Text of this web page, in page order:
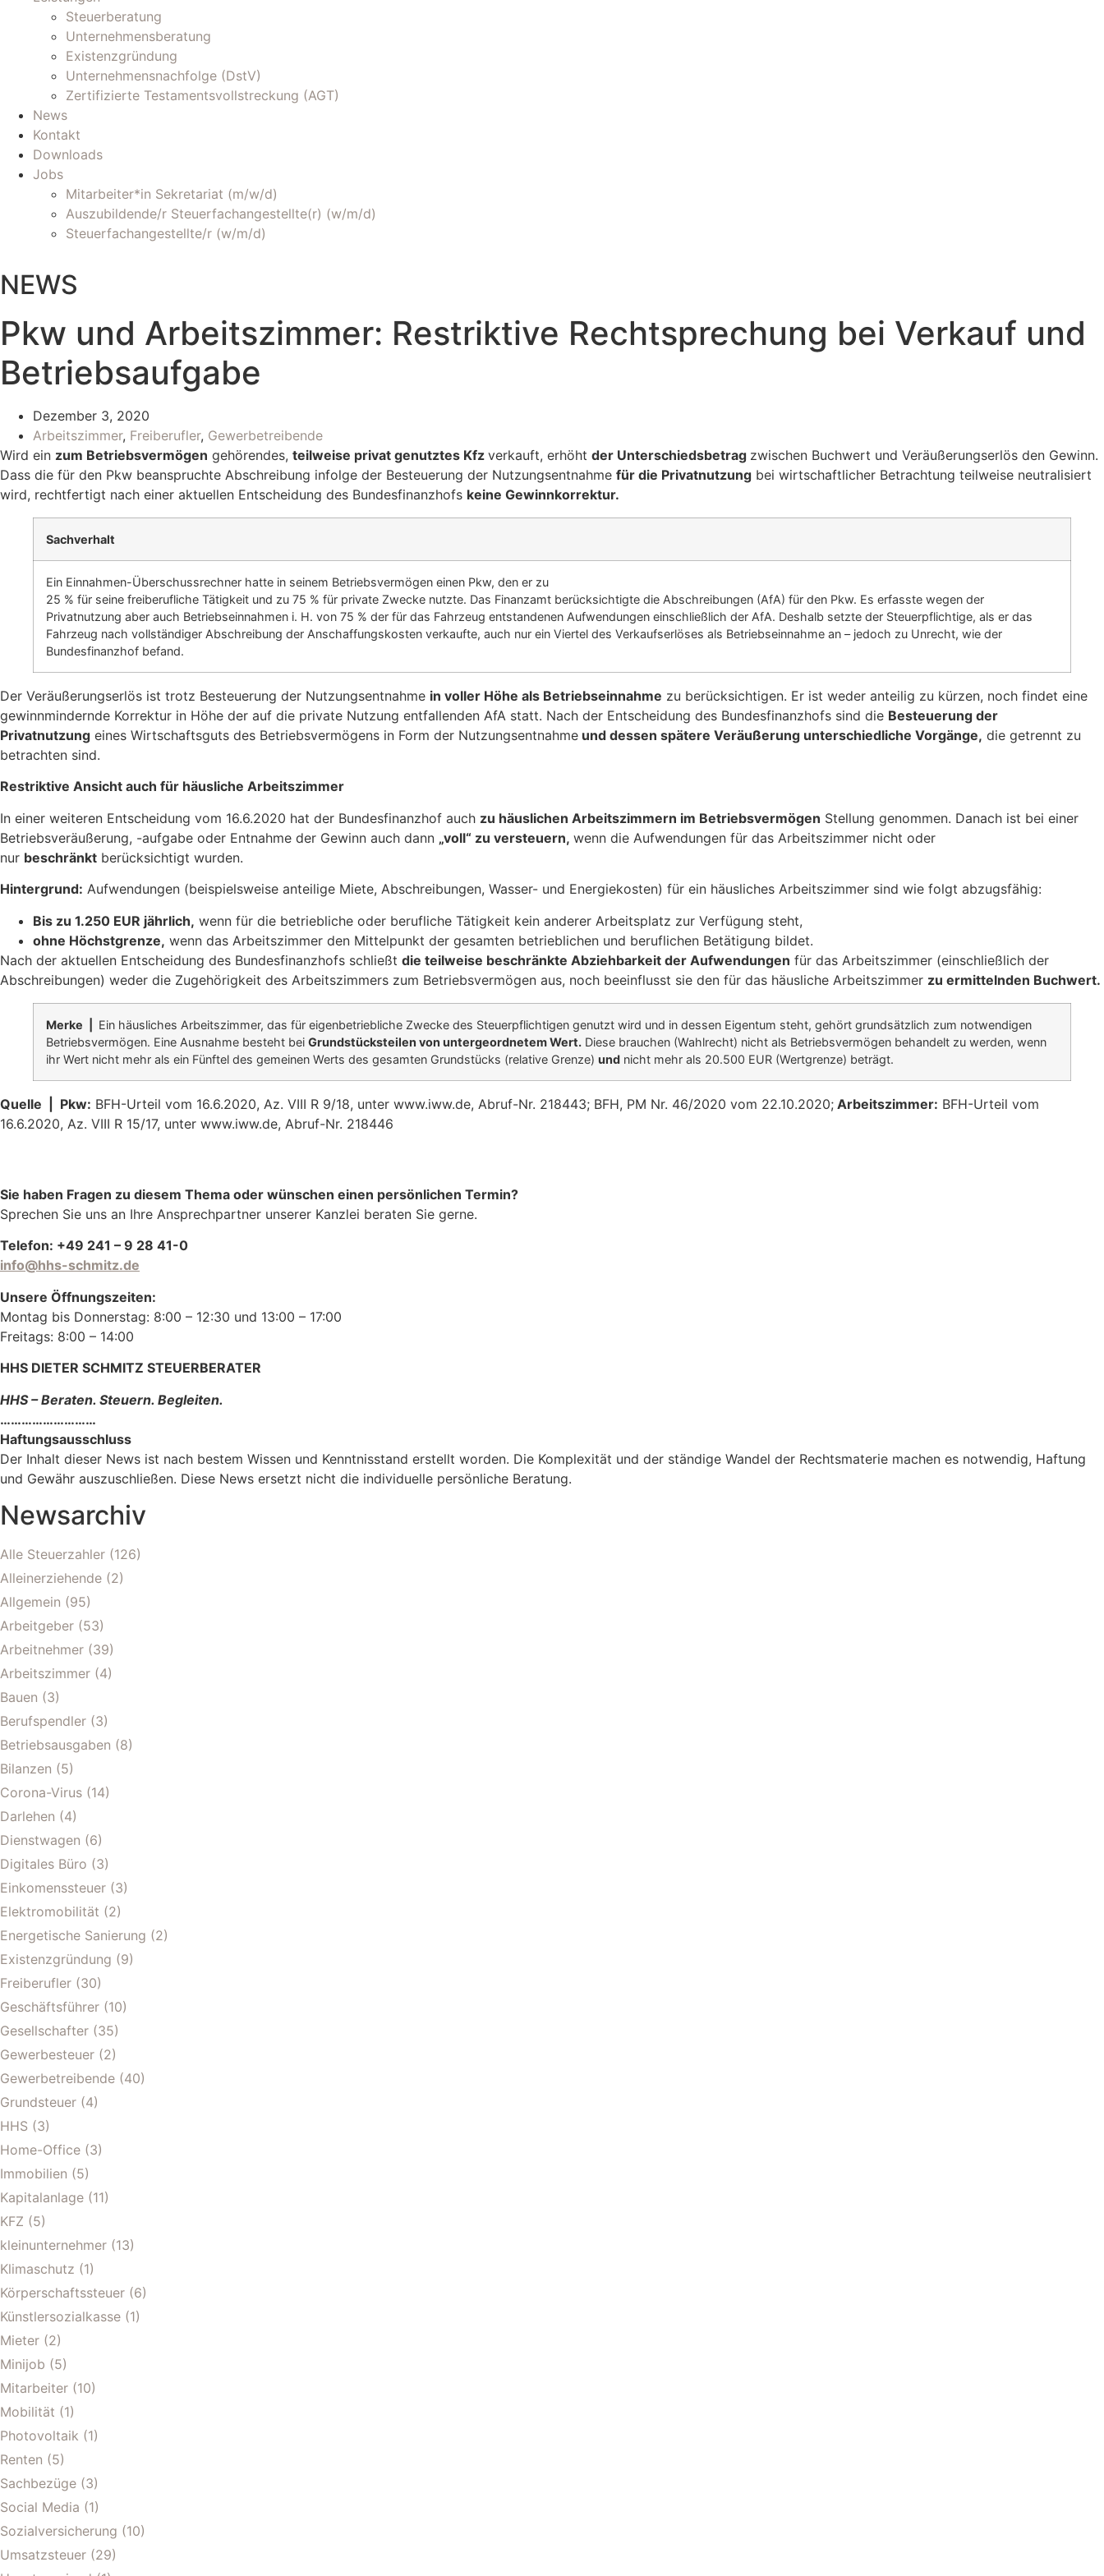
Steuerberatung
Unternehmensberatung
Existenzgründung
Unternehmensnachfolge (DstV)
Zertifizierte Testamentsvollstreckung (AGT)
News
Kontakt
Downloads
Jobs
Mitarbeiter*in Sekretariat (m/w/d)
Auszubildende/r Steuerfachangestellte(r) (w/m/d)
Steuerfachangestellte/r (w/m/d)
NEWS
Pkw und Arbeitszimmer: Restriktive Rechtsprechung bei Verkauf und
Betriebsaufgabe
Dezember 3, 2020
Arbeitszimmer, Freiberufler, Gewerbetreibende
Wird ein zum Betriebsvermögen gehörendes, teilweise privat genutztes Kfz verkauft, erhöht der Unterschiedsbetrag zwischen Buchwert und Veräußerungserlös den Gewinn.
Dass die für den Pkw beanspruchte Abschreibung infolge der Besteuerung der Nutzungsentnahme für die Privatnutzung bei wirtschaftlicher Betrachtung teilweise neutralisiert
wird, rechtfertigt nach einer aktuellen Entscheidung des Bundesfinanzhofs keine Gewinnkorrektur.
Sachverhalt
Ein Einnahmen-Überschussrechner hatte in seinem Betriebsvermögen einen Pkw, den er zu
25 % für seine freiberufliche Tätigkeit und zu 75 % für private Zwecke nutzte. Das Finanzamt berücksichtigte die Abschreibungen (AfA) für den Pkw. Es erfasste wegen der
Privatnutzung aber auch Betriebseinnahmen i. H. von 75 % der für das Fahrzeug entstandenen Aufwendungen einschließlich der AfA. Deshalb setzte der Steuerpflichtige, als er das
Fahrzeug nach vollständiger Abschreibung der Anschaffungskosten verkaufte, auch nur ein Viertel des Verkaufserlöses als Betriebseinnahme an – jedoch zu Unrecht, wie der
Bundesfinanzhof befand.
Der Veräußerungserlös ist trotz Besteuerung der Nutzungsentnahme in voller Höhe als Betriebseinnahme zu berücksichtigen. Er ist weder anteilig zu kürzen, noch findet eine
gewinnmindernde Korrektur in Höhe der auf die private Nutzung entfallenden AfA statt. Nach der Entscheidung des Bundesfinanzhofs sind die Besteuerung der
Privatnutzung eines Wirtschaftsguts des Betriebsvermögens in Form der Nutzungsentnahme und dessen spätere Veräußerung unterschiedliche Vorgänge, die getrennt zu
betrachten sind.
Restriktive Ansicht auch für häusliche Arbeitszimmer
In einer weiteren Entscheidung vom 16.6.2020 hat der Bundesfinanzhof auch zu häuslichen Arbeitszimmern im Betriebsvermögen Stellung genommen. Danach ist bei einer
Betriebsveräußerung, -aufgabe oder Entnahme der Gewinn auch dann „voll“ zu versteuern, wenn die Aufwendungen für das Arbeitszimmer nicht oder
nur beschränkt berücksichtigt wurden.
Hintergrund: Aufwendungen (beispielsweise anteilige Miete, Abschreibungen, Wasser- und Energiekosten) für ein häusliches Arbeitszimmer sind wie folgt abzugsfähig:
Bis zu 1.250 EUR jährlich, wenn für die betriebliche oder berufliche Tätigkeit kein anderer Arbeitsplatz zur Verfügung steht,
ohne Höchstgrenze, wenn das Arbeitszimmer den Mittelpunkt der gesamten betrieblichen und beruflichen Betätigung bildet.
Nach der aktuellen Entscheidung des Bundesfinanzhofs schließt die teilweise beschränkte Abziehbarkeit der Aufwendungen für das Arbeitszimmer (einschließlich der
Abschreibungen) weder die Zugehörigkeit des Arbeitszimmers zum Betriebsvermögen aus, noch beeinflusst sie den für das häusliche Arbeitszimmer zu ermittelnden Buchwert.
Merke |
Ein häusliches Arbeitszimmer, das für eigenbetriebliche Zwecke des Steuerpflichtigen genutzt wird und in dessen Eigentum steht, gehört grundsätzlich zum notwendigen
Betriebsvermögen. Eine Ausnahme besteht bei Grundstücksteilen von untergeordnetem Wert. Diese brauchen (Wahlrecht) nicht als Betriebsvermögen behandelt zu werden, wenn
ihr Wert nicht mehr als ein Fünftel des gemeinen Werts des gesamten Grundstücks (relative Grenze) und nicht mehr als 20.500 EUR (Wertgrenze) beträgt.
Quelle | Pkw: BFH-Urteil vom 16.6.2020, Az. VIII R 9/18, unter www.iww.de, Abruf-Nr. 218443; BFH, PM Nr. 46/2020 vom 22.10.2020; Arbeitszimmer: BFH-Urteil vom
16.6.2020, Az. VIII R 15/17, unter www.iww.de, Abruf-Nr. 218446
Sie haben Fragen zu diesem Thema oder wünschen einen persönlichen Termin?
Sprechen Sie uns an Ihre Ansprechpartner unserer Kanzlei beraten Sie gerne.
Telefon: +49 241 – 9 28 41-0
info@hhs-schmitz.de
Unsere Öffnungszeiten:
Montag bis Donnerstag: 8:00 – 12:30 und 13:00 – 17:00
Freitags: 8:00 – 14:00
HHS DIETER SCHMITZ STEUERBERATER
HHS – Beraten. Steuern. Begleiten.
………………………
Haftungsausschluss
Der Inhalt dieser News ist nach bestem Wissen und Kenntnisstand erstellt worden. Die Komplexität und der ständige Wandel der Rechtsmaterie machen es notwendig, Haftung
und Gewähr auszuschließen. Diese News ersetzt nicht die individuelle persönliche Beratung.
Newsarchiv
Alle Steuerzahler (126)
Alleinerziehende (2)
Allgemein (95)
Arbeitgeber (53)
Arbeitnehmer (39)
Arbeitszimmer (4)
Bauen (3)
Berufspendler (3)
Betriebsausgaben (8)
Bilanzen (5)
Corona-Virus (14)
Darlehen (4)
Dienstwagen (6)
Digitales Büro (3)
Einkomenssteuer (3)
Elektromobilität (2)
Energetische Sanierung (2)
Existenzgründung (9)
Freiberufler (30)
Geschäftsführer (10)
Gesellschafter (35)
Gewerbesteuer (2)
Gewerbetreibende (40)
Grundsteuer (4)
HHS (3)
Home-Office (3)
Immobilien (5)
Kapitalanlage (11)
KFZ (5)
kleinunternehmer (13)
Klimaschutz (1)
Körperschaftssteuer (6)
Künstlersozialkasse (1)
Mieter (2)
Minijob (5)
Mitarbeiter (10)
Mobilität (1)
Photovoltaik (1)
Renten (5)
Sachbezüge (3)
Social Media (1)
Sozialversicherung (10)
Umsatzsteuer (29)